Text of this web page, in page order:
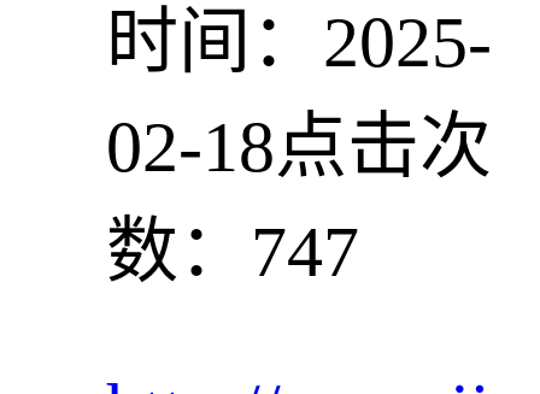
时间：2025-
02-18点击次
数：747